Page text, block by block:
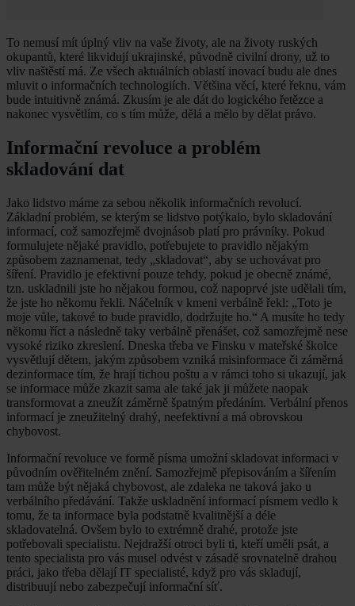
To nemusí mít úplný vliv na vaše životy, ale na životy ruských
okupantů, které likvidují ukrajinské, původně civilní drony, už to
vliv naštěstí má. Ze všech aktuálních oblastí inovací budu ale dnes
mluvit o informačních technologiích. Většina věcí, které řeknu, vám
bude intuitivně známá. Zkusím je ale dát do logického řetězce a
nakonec vysvětlím, co s tím může, dělá a mělo by dělat právo.
Informační revoluce a problém
skladování dat
Jako lidstvo máme za sebou několik informačních revolucí.
Základní problém, se kterým se lidstvo potýkalo, bylo skladování
informací, což samozřejmě dvojnásob platí pro právníky. Pokud
formulujete nějaké pravidlo, potřebujete to pravidlo nějakým
způsobem zaznamenat, tedy „skladovat“, aby se uchovávat pro
šíření. Pravidlo je efektivní pouze tehdy, pokud je obecně známé,
tzn. uskladnili jste ho nějakou formou, což napoprvé jste udělali tím,
že jste ho někomu řekli. Náčelník v kmeni verbálně řekl: „Toto je
moje vůle, takové to bude pravidlo, dodržujte ho.“ A musíte ho tedy
někomu říct a následně taky verbálně přenášet, což samozřejmě nese
vysoké riziko zkreslení. Dneska třeba ve Finsku v mateřské školce
vysvětlují dětem, jakým způsobem vzniká misinformace či záměrná
dezinformace tím, že hrají tichou poštu a v rámci toho si ukazují, jak
se informace může zkazit sama ale také jak ji můžete naopak
transformovat a zneužít záměrně špatným předáním. Verbální přenos
informací je zneužitelný drahý, neefektivní a má obrovskou
chybovost.
Informační revoluce ve formě písma umožní skladovat informaci v
původním ověřitelném znění. Samozřejmě přepisováním a šířením
tam může být nějaká chybovost, ale zdaleka ne taková jako u
verbálního předávání. Takže uskladnění informací písmem vedlo k
tomu, že ta informace byla podstatně kvalitnější a déle
skladovatelná. Ovšem bylo to extrémně drahé, protože jste
potřebovali specialistu. Nejdražší otroci byli ti, kteří uměli psát, a
tento specialista pro vás musel odvést v zásadě srovnatelně drahou
práci, jako třeba dělají IT specialisté, když pro vás skladují,
distribuují nebo zabezpečují informační síť.